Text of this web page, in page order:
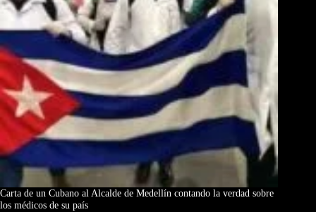
Carta de un Cubano al Alcalde de Medellín contando la verdad sobre
los médicos de su país